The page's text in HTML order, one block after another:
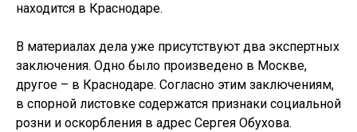
находится в Краснодаре.
В материалах дела уже присутствуют два экспертных
заключения. Одно было произведено в Москве,
другое – в Краснодаре. Согласно этим заключениям,
в спорной листовке содержатся признаки социальной
розни и оскорбления в адрес Сергея Обухова.